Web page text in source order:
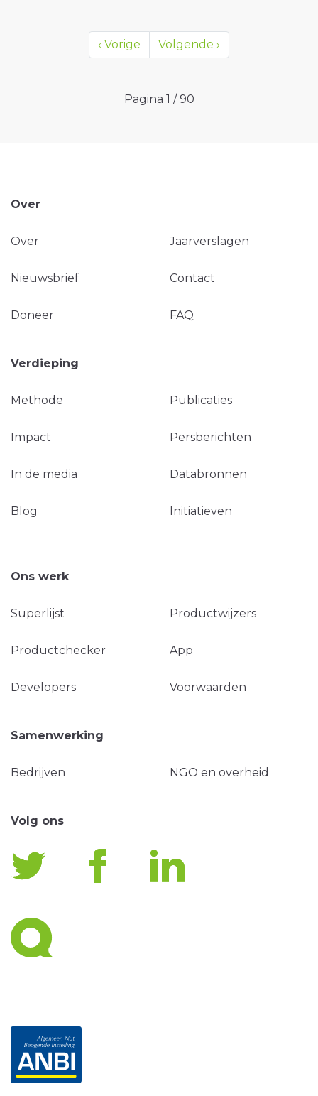
‹ Vorige Volgende ›
Pagina 1 / 90
Over
Over Jaarverslagen
Nieuwsbrief Contact
Doneer FAQ
Verdieping
Methode Publicaties
Impact Persberichten
In de media Databronnen
Blog Initiatieven
Ons werk
Superlijst Productwijzers
Productchecker App
Developers Voorwaarden
Samenwerking
Bedrijven NGO en overheid
Volg ons